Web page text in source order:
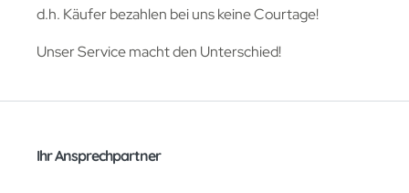
d.h. Käufer bezahlen bei uns keine Courtage!
Unser Service macht den Unterschied!
Ihr Ansprechpartner